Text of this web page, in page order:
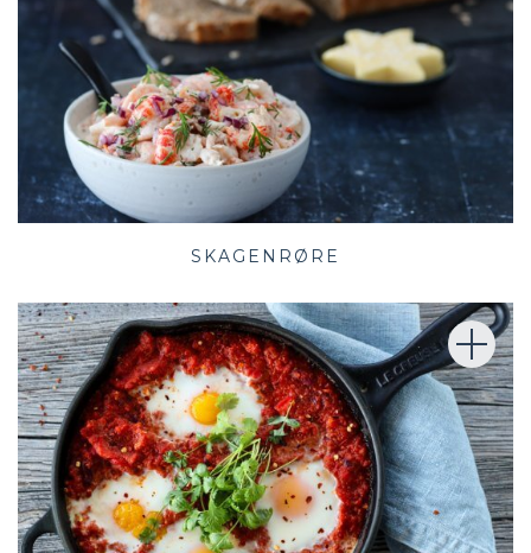
SKAGENRØRE